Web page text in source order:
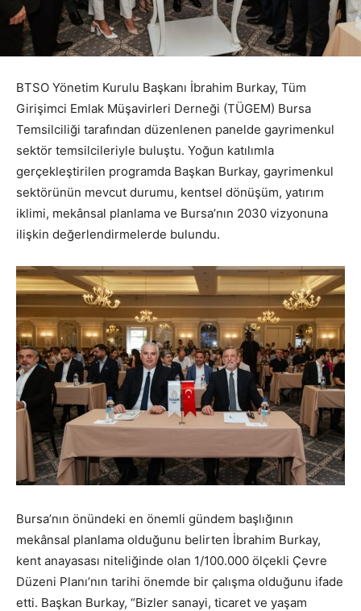
BTSO Yönetim Kurulu Başkanı İbrahim Burkay, Tüm
Girişimci Emlak Müşavirleri Derneği (TÜGEM) Bursa
Temsilciliği tarafından düzenlenen panelde gayrimenkul
sektör temsilcileriyle buluştu. Yoğun katılımla
gerçekleştirilen programda Başkan Burkay, gayrimenkul
sektörünün mevcut durumu, kentsel dönüşüm, yatırım
iklimi, mekânsal planlama ve Bursa’nın 2030 vizyonuna
ilişkin değerlendirmelerde bulundu.
Bursa’nın önündeki en önemli gündem başlığının
mekânsal planlama olduğunu belirten İbrahim Burkay,
kent anayasası niteliğinde olan 1/100.000 ölçekli Çevre
Düzeni Planı’nın tarihi önemde bir çalışma olduğunu ifade
etti. Başkan Burkay, “Bizler sanayi, ticaret ve yaşam